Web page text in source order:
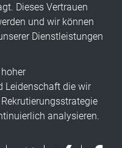
Dieses Vertrauen
und wir können
Dienstleistungen
Leidenschaft die wir
analysieren.